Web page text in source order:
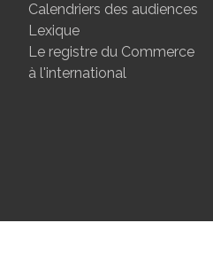
Calendriers des audiences
Lexique
Le registre du Commerce
à l'international